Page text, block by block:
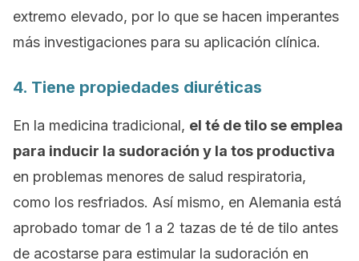
extremo elevado, por lo que se hacen imperantes
más investigaciones para su aplicación clínica.
4. Tiene propiedades diuréticas
En la medicina tradicional, el té de tilo se emplea
para inducir la sudoración y la tos productiva
en problemas menores de salud respiratoria,
como los resfriados. Así mismo, en Alemania está
aprobado tomar de 1 a 2 tazas de té de tilo antes
de acostarse para estimular la sudoración en